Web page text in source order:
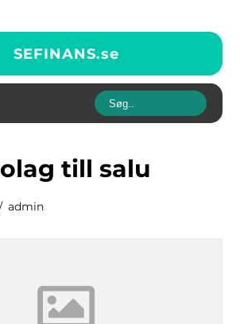
SEFINANS.se
bolag till salu
admin